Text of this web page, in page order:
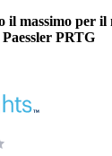
il massimo per il
Paessler PRTG